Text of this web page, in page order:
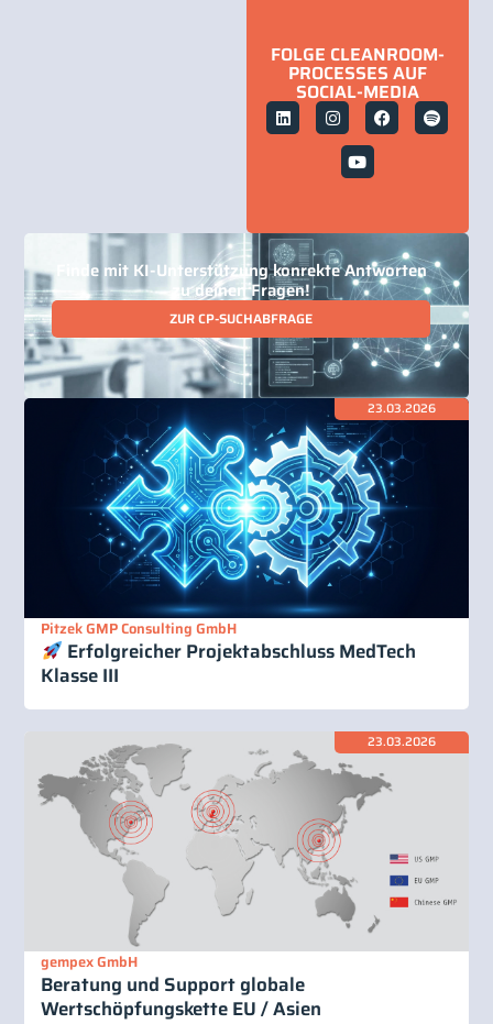
FOLGE CLEANROOM-
PROCESSES AUF
SOCIAL-MEDIA
Finde mit KI-Unterstützung konrekte Antworten
zu deinen Fragen!
ZUR CP-SUCHABFRAGE
23.03.2026
Pitzek GMP Consulting GmbH
Erfolgreicher Projektabschluss MedTech
Klasse III
23.03.2026
gempex GmbH
Beratung und Support globale
Wertschöpfungskette EU / Asien